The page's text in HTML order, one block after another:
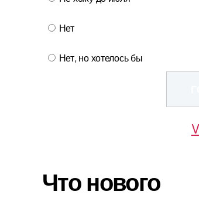
Нет
Нет, но хотелось бы
Что нового